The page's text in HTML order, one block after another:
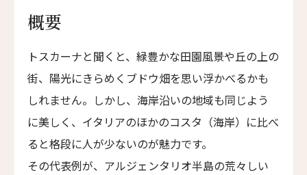
シーナ・ヴィラ・マティルデ
Sina Villa Matilde
ザボラ・エステート
Zabola Estate
ル・ヌメロ3・バイ・シャンパーニュ・ティエノー
Le N°3 by Champagne Thiénot
トルフフス・リトリート
Torfhús Retreat
13人
14人
15人
16人
12人
13人
14人
15人
概要
トスカーナと聞くと、緑豊かな田園風景や丘の上の
街、陽光にきらめくブドウ畑を思い浮かべるかも
しれません。しかし、海岸沿いの地域も同じよう
に美しく、イタリアのほかのコスタ（海岸）に比べ
ると格段に人が少ないのが魅力です。
その代表例が、アルジェンタリオ半島の荒々しい